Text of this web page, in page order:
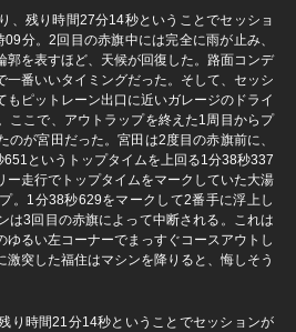
、残り時間27分14秒ということでセッショ
分。2回目の赤旗中には完全に雨が止み、
郭を表すほど、天候が回復した。路面コンデ
一番いいタイミングだった。そして、セッシ
もピットレーン出口に近いガレージのドライ
ここで、アウトラップを終えた1周目からプ
のが宮田だった。宮田は2度目の赤旗前に、
というトップタイムを上回る1分38秒337
ー走行でトップタイムをマークしていた大湯
。1分38秒629をマークして2番手に浮上し
は3回目の赤旗によって中断される。これは
ゆるい左コーナーでまっすぐコースアウトし
突した福住はマシンを降りると、悔しそう
り時間21分14秒ということでセッションが